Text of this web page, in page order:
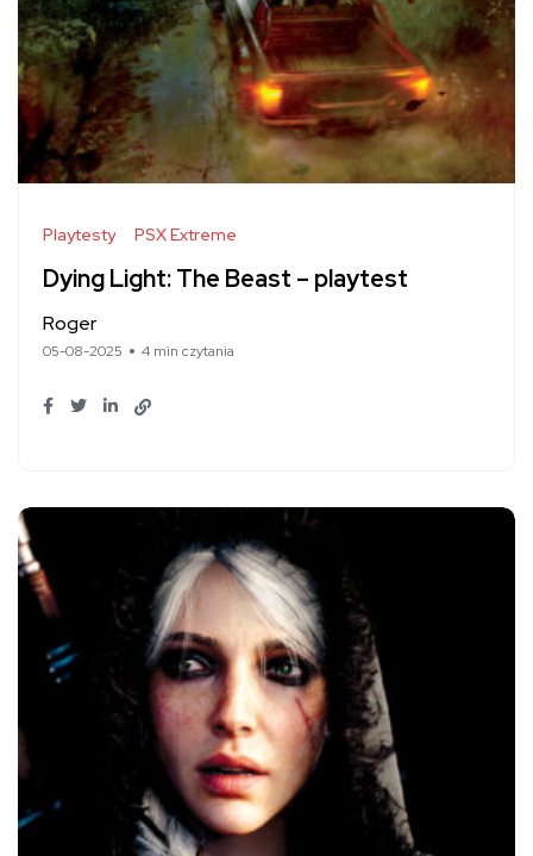
Playtesty PSX Extreme
Dying Light: The Beast – playtest
Roger
05-08-2025 4 min czytania